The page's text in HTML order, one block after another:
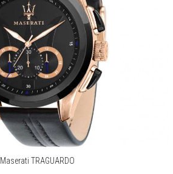
Maserati TRAGUARDO